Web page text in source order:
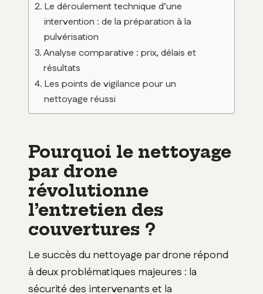
Le déroulement technique d’une
intervention : de la préparation à la
pulvérisation
Analyse comparative : prix, délais et
résultats
Les points de vigilance pour un
nettoyage réussi
Pourquoi le nettoyage
par drone
révolutionne
l’entretien des
couvertures ?
Le succès du nettoyage par drone répond
à deux problématiques majeures : la
sécurité des intervenants et la